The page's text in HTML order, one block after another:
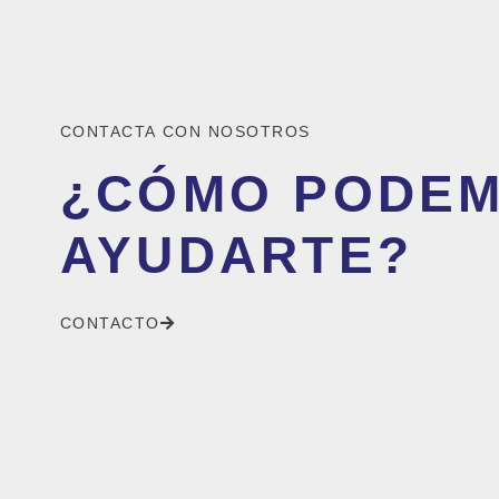
CONTACTA CON NOSOTROS
¿CÓMO
AYUDARTE?
CONTACTO